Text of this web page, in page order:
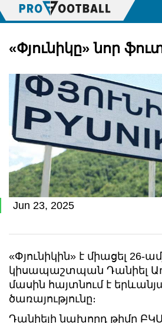
«Փյունիկը» նոր
Jun 23, 2025
«Փյունիկին» է միացել 26-
կիսապաշտպան Դանիել
մասին հայտնում է
ծառայությունը։
Դանիելի նախորդ թիմը